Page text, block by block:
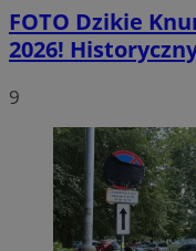
FOTO Dzikie
2026!
9